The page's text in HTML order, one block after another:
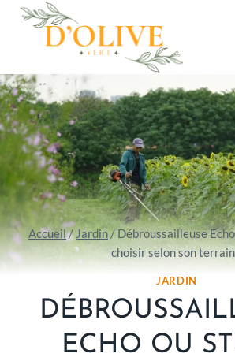
Aller
Accueil/Jardin/Débroussailleuse
choisir selon son terrain
JARDIN
ECHO OU